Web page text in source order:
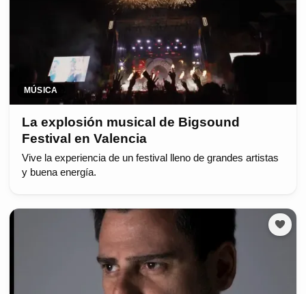
MÚSICA
La explosión musical de Bigsound
Festival en Valencia
Vive la experiencia de un festival lleno de grandes artistas
y buena energía.